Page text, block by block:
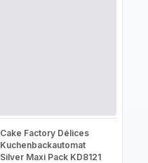
Cake Factory Délices
Kuchenbackautomat
Silver Maxi Pack KD8121